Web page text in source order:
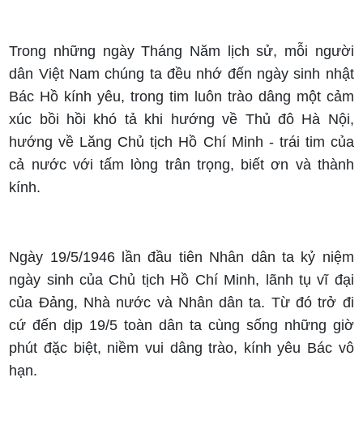
Trong những ngày Tháng Năm lịch sử, mỗi người
dân Việt Nam chúng ta đều nhớ đến ngày sinh nhật
Bác Hồ kính yêu, trong tim luôn trào dâng một cảm
xúc bồi hồi khó tả khi hướng về Thủ đô Hà Nội,
hướng về Lăng Chủ tịch Hồ Chí Minh - trái tim của
cả nước với tấm lòng trân trọng, biết ơn và thành
kính.
Ngày 19/5/1946 lần đầu tiên Nhân dân ta kỷ niệm
ngày sinh của Chủ tịch Hồ Chí Minh, lãnh tụ vĩ đại
của Ðảng, Nhà nước và Nhân dân ta. Từ đó trở đi
cứ đến dịp 19/5 toàn dân ta cùng sống những giờ
phút đặc biệt, niềm vui dâng trào, kính yêu Bác vô
hạn.